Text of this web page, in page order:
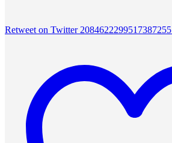
Retweet on Twitter 2084622299517387255